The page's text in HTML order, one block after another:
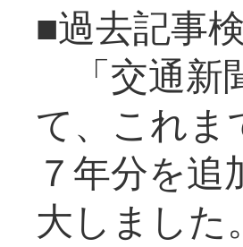
■過去記事
「交通新
て、これま
７年分を
大し